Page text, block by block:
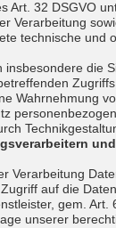
Art. 32 DSGVO
Verarbeitung
technische und
die
Wahrnehmung
Verarbeitung
auf die
gem.
unserer